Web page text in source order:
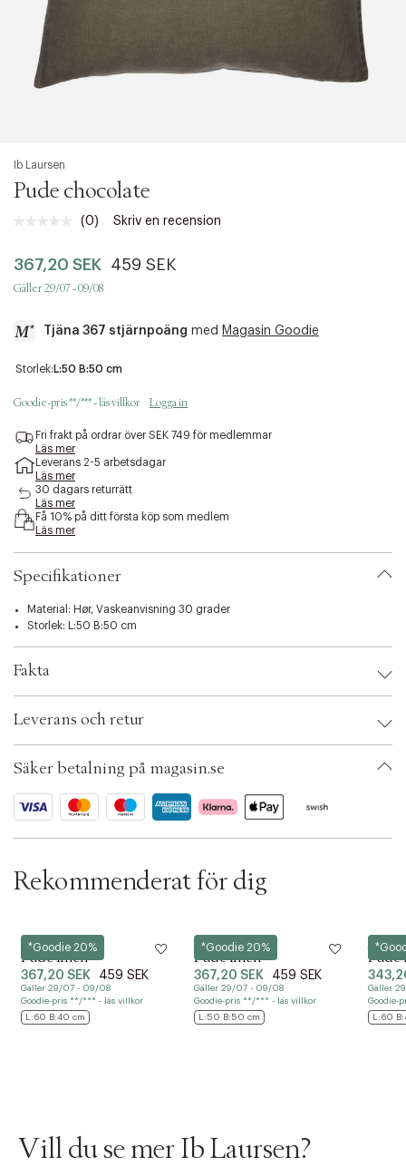
Ib Laursen
Pude chocolate
Inget
Länk
till
samma
(0) Skriv en recension
367,20 SEK 459 SEK
Gäller 29/07 - 09/08
Tjäna 367 stjärnpoäng med Magasin Goodie
a
c
s
i
b
l
t
.
a
r
i
a
i
o
.
s
l
e
o
n
Storlek: L:50 B:50 cm
Goodie-pris **/*** - läs villkor Logga in
Fri frakt på ordrar över SEK 749 för medlemmar
Läs mer
Leverans 2-5 arbetsdagar
Läs mer
30 dagars returrätt
Läs mer
Få 10% på ditt första köp som medlem
Läs mer
Specifikationer
Material: Hør, Vaskeanvisning 30 grader
Storlek: L:50 B:50 cm
Fakta
EAN: 5709898370619
ID: BFGU02-0008
Leverans och retur
Säker betalning på magasin.se
Rekommenderat för dig
*Goodie 20%
Ib Laursen
Pude linen
367,20 SEK 459 SEK
Gäller 29/07 - 09/08
Goodie-pris **/*** - läs villkor
L:60 B:40 cm
*Goodie 20%
Ib Laursen
Pude linen
367,20 SEK 459 SEK
Gäller 29/07 - 09/08
Goodie-pris **/*** - läs villkor
L:50 B:50 cm
Ib
Pude
Gäller
Goodie-
L:60
Vill du se mer Ib Laursen?